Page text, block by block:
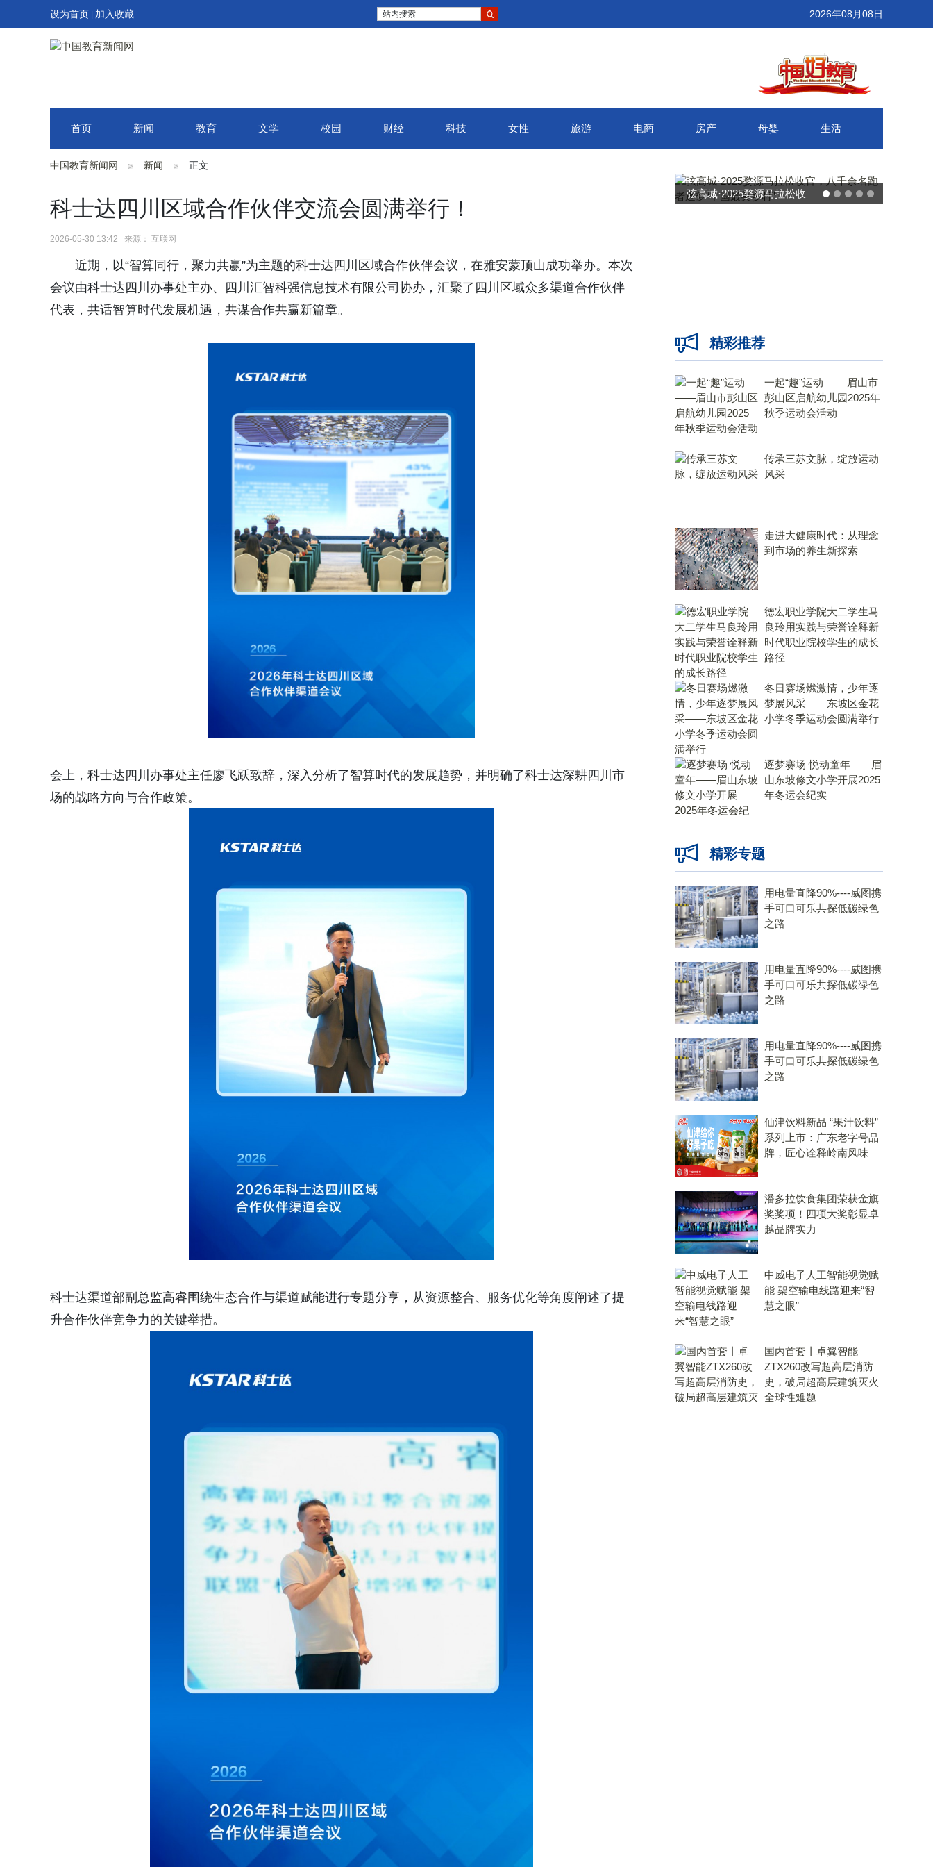
设为首页 加入收藏 站内搜索 2026年08月08日
首页 新闻 教育 文学 校园 财经 科技 女性 旅游 电商 房产 母婴 生活
中国教育新闻网 新闻 正文
科士达四川区域合作伙伴交流会圆满举行！
2026-05-30 13:42 来源： 互联网
近期，以“智算同行，聚力共赢”为主题的科士达四川区域合作伙伴会议，在雅安蒙顶山成功举办。本次
会议由科士达四川办事处主办、四川汇智科强信息技术有限公司协办，汇聚了四川区域众多渠道合作伙伴
代表，共话智算时代发展机遇，共谋合作共赢新篇章。
会上，科士达四川办事处主任廖飞跃致辞，深入分析了智算时代的发展趋势，并明确了科士达深耕四川市
场的战略方向与合作政策。
科士达渠道部副总监高睿围绕生态合作与渠道赋能进行专题分享，从资源整合、服务优化等角度阐述了提
升合作伙伴竞争力的关键举措。
武汉百联奥莱年度感恩季 承
精彩推荐
一起“趣”运动 ——眉山市
彭山区启航幼儿园2025年
秋季运动会活动
传承三苏文脉，绽放运动
风采
走进大健康时代：从理念
到市场的养生新探索
德宏职业学院大二学生马
良玲用实践与荣誉诠释新
时代职业院校学生的成长
路径
冬日赛场燃激情，少年逐
梦展风采——东坡区金花
小学冬季运动会圆满举行
逐梦赛场 悦动童年——眉
山东坡修文小学开展2025
年冬运会纪实
精彩专题
用电量直降90%----威图携
手可口可乐共探低碳绿色
之路
用电量直降90%----威图携
手可口可乐共探低碳绿色
之路
用电量直降90%----威图携
手可口可乐共探低碳绿色
之路
仙津饮料新品 “果汁饮料”
系列上市：广东老字号品
牌，匠心诠释岭南风味
潘多拉饮食集团荣获金旗
奖奖项！四项大奖彰显卓
越品牌实力
中威电子人工智能视觉赋
能 架空输电线路迎来“智
慧之眼”
国内首套丨卓翼智能
ZTX260改写超高层消防
史，破局超高层建筑灭火
全球性难题